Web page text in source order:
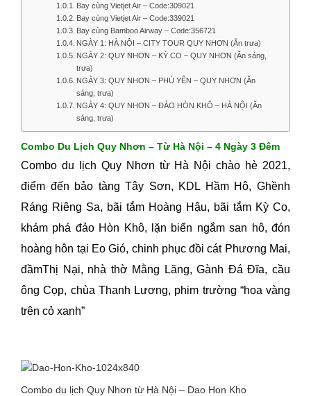
Bay cùng Vietjet Air – Code:309021
Bay cùng Vietjet Air – Code:339021
Bay cùng Bamboo Airway – Code:356721
NGÀY 1: HÀ NỘI – CITY TOUR QUY NHƠN (Ăn trưa)
NGÀY 2: QUY NHƠN – KỲ CO – QUY NHƠN (Ăn sáng,
trưa)
NGÀY 3: QUY NHƠN – PHÚ YÊN – QUY NHƠN (Ăn
sáng, trưa)
NGÀY 4: QUY NHƠN – ĐẢO HÒN KHÔ – HÀ NỘI (Ăn
sáng, trưa)
Combo Du Lịch Quy Nhơn – Từ Hà Nội – 4 Ngày 3 Đêm
Combo du lịch Quy Nhơn từ Hà Nội chào hè 2021,
điểm đến bảo tàng Tây Sơn, KDL Hầm Hô, Ghềnh
Ráng Riêng Sa, bãi tắm Hoàng Hậu, bãi tắm Kỳ Co,
khám phá đảo Hòn Khô, lặn biển ngắm san hô, đón
hoàng hôn tại Eo Gió, chinh phục đồi cát Phương Mai,
đầmThị Nại, nhà thờ Mằng Lăng, Gành Đá Đĩa, cầu
ông Cọp, chùa Thanh Lương, phim trường “hoa vàng
trên cỏ xanh”
Combo du lịch Quy Nhơn từ Hà Nội – Dao Hon Kho